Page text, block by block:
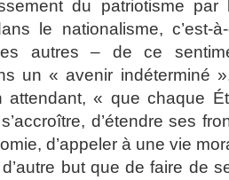
du patriotisme par
le nationalisme, c’est-
autres – de ce
un « avenir indéterminé
attendant, « que chaque
d’étendre ses
d’appeler à une vie
d’autre but que de faire de